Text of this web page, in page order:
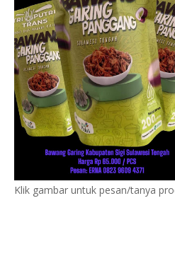
Klik gambar untuk pesan/tanya